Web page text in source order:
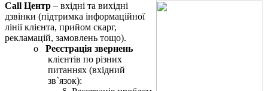
Call Центр – вхідні та вихідні
дзвінки (підтримка інформаційної
лінії клієнта, прийом скарг,
рекламацій, замовлень тощо).
o Реєстрація звернень
клієнтів по різних
питаннях (вхідний
зв`язок):